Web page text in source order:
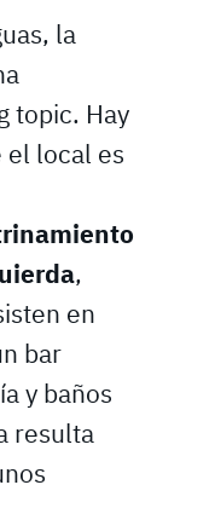
la
topic. Hay
el local es
,
en
bar
y baños
resulta